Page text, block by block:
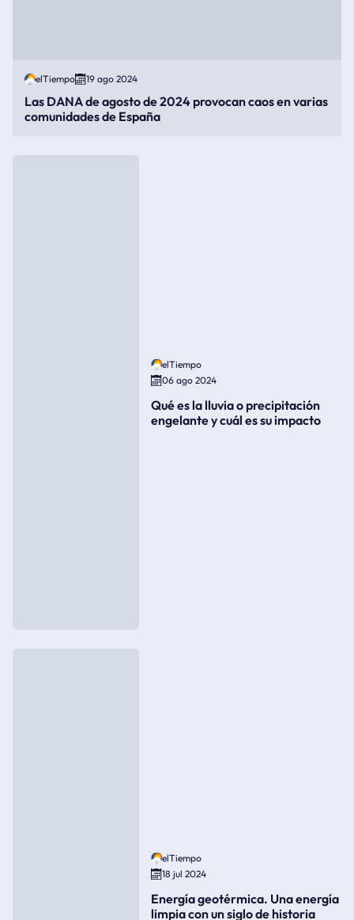
elTiempo 19 ago 2024
Las DANA de agosto de 2024 provocan caos en varias
comunidades de España
elTiempo
06 ago 2024
Qué es la lluvia o precipitación
engelante y cuál es su impacto
elTiempo
18 jul 2024
Energía geotérmica. Una energía
limpia con un siglo de historia